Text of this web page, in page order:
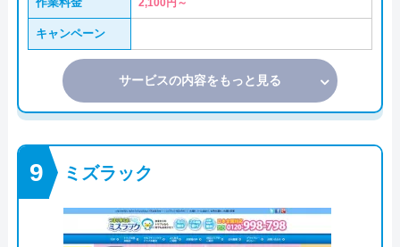
2,100円～
キャンペーン
サービスの内容をもっと見る
ミズラック